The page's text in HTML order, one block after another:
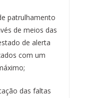
patrulhamento
de meios das
de alerta
com um
das faltas